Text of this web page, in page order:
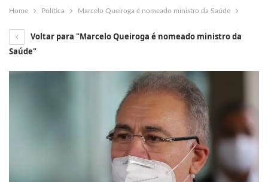
Home Política Marcelo Queiroga é nomeado ministro da Saúde
Voltar para "Marcelo Queiroga é nomeado ministro da
Saúde"